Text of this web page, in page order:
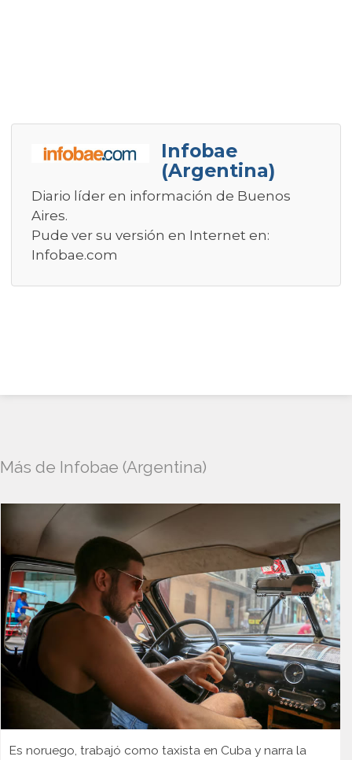
Infobae
(Argentina)
Diario líder en información de Buenos
Aires.
Pude ver su versión en Internet en:
Infobae.com
Más de Infobae (Argentina)
Es noruego, trabajó como taxista en Cuba y narra la